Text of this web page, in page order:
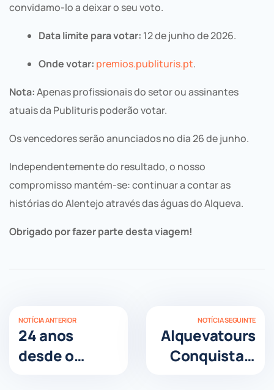
convidamo-lo a deixar o seu voto.
Data limite para votar: 12 de junho de 2026.
Onde votar: premios.publituris.pt.
Nota:Apenas profissionais do setor ou assinantes
atuais da Publituris poderão votar.
Os vencedores serão anunciados no dia 26 de junho.
Independentemente do resultado, o nosso
compromisso mantém-se: continuar a contar as
histórias do Alentejo através das águas do Alqueva.
Obrigado por fazer parte desta viagem!
NOTÍCIA ANTERIOR
24 anos
desde o
NOTÍCIA SEGUINTE
Alquevatours
Conquista o